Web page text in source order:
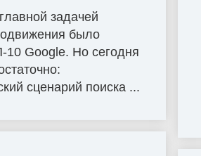
задачей
было
10 Google. Но сегодня
сценарий поиска ...